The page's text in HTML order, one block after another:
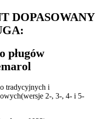
DOPASOWANY
pługów
tradycyjnych i
2-, 3-, 4- i 5-